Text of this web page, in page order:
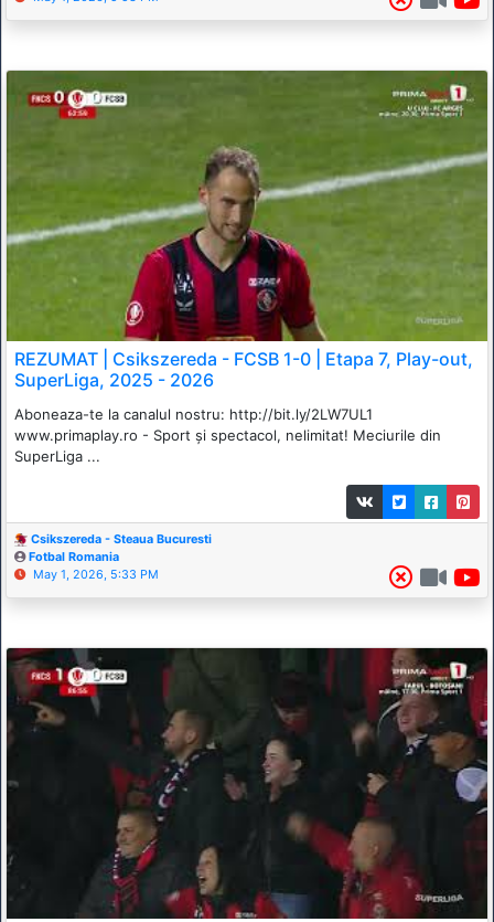
REZUMAT | Csikszereda - FCSB 1-0 | Etapa 7, Play-out,
SuperLiga, 2025 - 2026
Aboneaza-te la canalul nostru: http://bit.ly/2LW7UL1
www.primaplay.ro - Sport și spectacol, nelimitat! Meciurile din
SuperLiga ...
Csikszereda - Steaua Bucuresti
Fotbal Romania
May 1, 2026, 5:33 PM